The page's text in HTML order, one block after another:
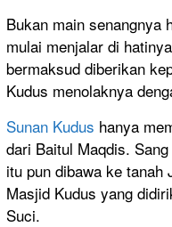
Bukan main senangnya
mulai menjalar di
bermaksud diberikan
Kudus menolaknya
Sunan Kudus hanya
dari Baitul Maqdis.
itu pun dibawa ke tanah
Masjid Kudus yang
Suci.